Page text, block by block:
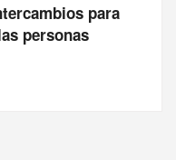
para
personas